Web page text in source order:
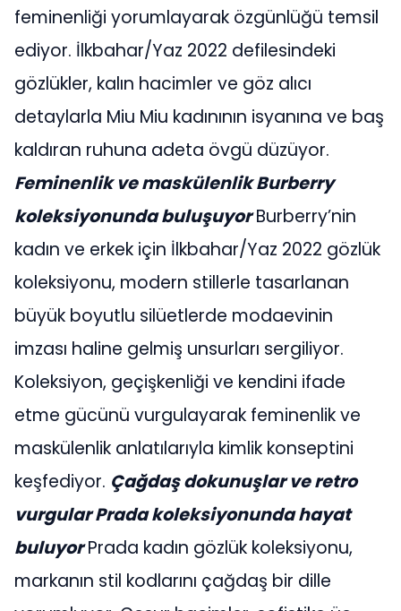
feminenliği yorumlayarak özgünlüğü temsil
ediyor. İlkbahar/Yaz 2022 defilesindeki
gözlükler, kalın hacimler ve göz alıcı
detaylarla Miu Miu kadınının isyanına ve baş
kaldıran ruhuna adeta övgü düzüyor.
Feminenlik ve maskülenlik Burberry
koleksiyonunda buluşuyorBurberry’nin
kadın ve erkek için İlkbahar/Yaz 2022 gözlük
koleksiyonu, modern stillerle tasarlanan
büyük boyutlu silüetlerde modaevinin
imzası haline gelmiş unsurları sergiliyor.
Koleksiyon, geçişkenliği ve kendini ifade
etme gücünü vurgulayarak feminenlik ve
maskülenlik anlatılarıyla kimlik konseptini
keşfediyor. Çağdaş dokunuşlar ve retro
vurgular Prada koleksiyonunda hayat
buluyorPrada kadın gözlük koleksiyonu,
markanın stil kodlarını çağdaş bir dille